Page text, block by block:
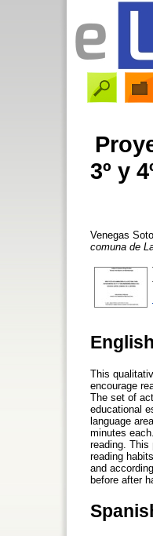
3º y
Venegas
comuna de
This
encourage
The set of
educational
language
minutes
reading. This
reading
and
before after